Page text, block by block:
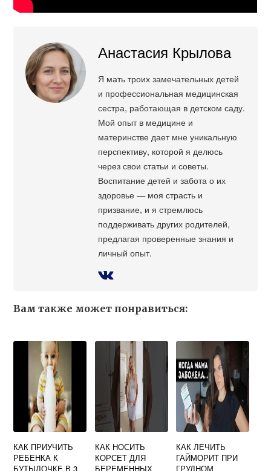
Анастасия Крылова
Я мать троих замечательных детей
и профессиональная медицинская
сестра, работающая в детском саду.
Мой опыт в медицине и
материнстве дает мне уникальную
перспективу, которой я делюсь
через свои статьи и советы.
Воспитание детей и забота о их
здоровье — моя страсть и
призвание, и я стремлюсь
поддерживать других родителей,
предлагая проверенные знания и
личный опыт.
Вам также может понравиться:
КАК ПРИУЧИТЬ
РЕБЕНКА К
БУТЫЛОЧКЕ В 3
КАК НОСИТЬ
КОРСЕТ ДЛЯ
БЕРЕМЕННЫХ
КАК ЛЕЧИТЬ
ГАЙМОРИТ ПРИ
ГРУДНОМ